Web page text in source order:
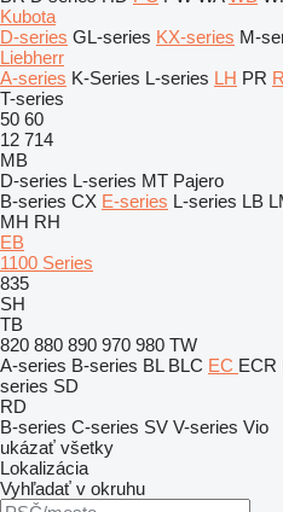
Kubota
D-series GL-series KX-series M-
Liebherr
A-series K-Series L-series LH PR
T-series
50 60
12 714
MB
D-series L-series MT Pajero
B-series CX E-series L-series LB
MH RH
EB
1100 Series
835
SH
TB
820 880 890 970 980 TW
A-series B-series BL BLC EC ECR
series SD
RD
B-series C-series SV V-series Vio
ukázať všetky
Lokalizácia
Vyhľadať v okruhu